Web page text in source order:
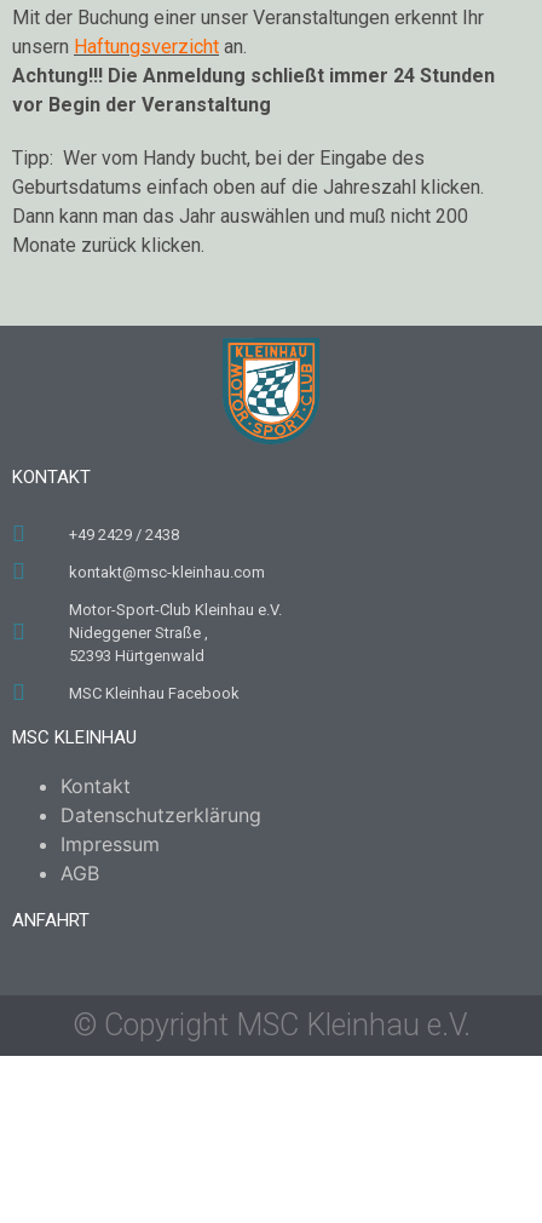
Mit der Buchung einer unser Veranstaltungen erkennt Ihr
unsern Haftungsverzicht an.
Achtung!!! Die Anmeldung schließt immer 24 Stunden
vor Begin der Veranstaltung
Tipp: Wer vom Handy bucht, bei der Eingabe des
Geburtsdatums einfach oben auf die Jahreszahl klicken.
Dann kann man das Jahr auswählen und muß nicht 200
Monate zurück klicken.
KONTAKT
+49 2429 / 2438
kontakt@msc-kleinhau.com
Motor-Sport-Club Kleinhau e.V.
Nideggener Straße ,
52393 Hürtgenwald
MSC Kleinhau Facebook
MSC KLEINHAU
Kontakt
Datenschutzerklärung
Impressum
AGB
ANFAHRT
© Copyright MSC Kleinhau e.V.